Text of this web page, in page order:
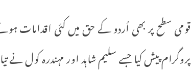
پروگرام پیش کیا جسے سلیم شاہد اور مہندرہ کول نے